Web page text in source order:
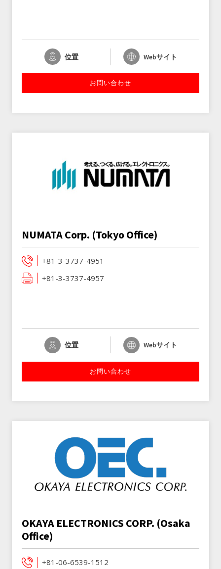
位置 Webサイト
お問い合わせ
NUMATA Corp. (Tokyo Office)
+81-3-3737-4951
+81-3-3737-4957
位置 Webサイト
お問い合わせ
OKAYA ELECTRONICS CORP. (Osaka
Office)
+81-06-6539-1512